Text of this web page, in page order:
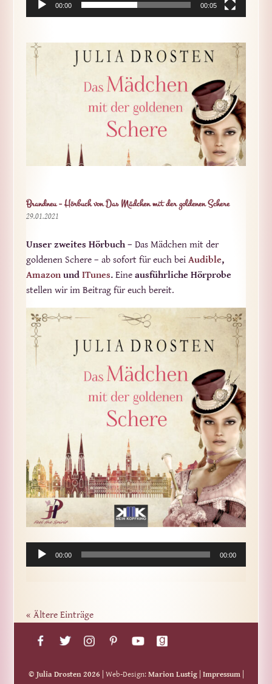
00:00 00:05
Brandneu – Hörbuch von Das Mädchen mit der goldenen Schere
29.01.2021
Unser zweites Hörbuch – Das Mädchen mit der
goldenen Schere – ab sofort für euch beiAudible,
Amazon undITunes. Eineausführliche Hörprobe
stellen wir im Beitrag für euch bereit.
00:00 00:00
« Ältere Einträge
© Julia Drosten 2026 | Web-Design: Marion Lustig| Impressum|